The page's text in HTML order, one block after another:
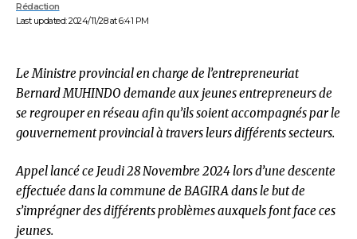
Last updated: 2024/11/28 at 6:41 PM
Rédaction
Le Ministre provincial en charge de l’entrepreneuriat
Bernard MUHINDO demande aux jeunes entrepreneurs de
se regrouper en réseau afin qu’ils soient accompagnés par le
gouvernement provincial à travers leurs différents secteurs.
Appel lancé ce Jeudi 28 Novembre 2024 lors d’une descente
effectuée dans la commune de BAGIRA dans le but de
s’imprégner des différents problèmes auxquels font face ces
jeunes.